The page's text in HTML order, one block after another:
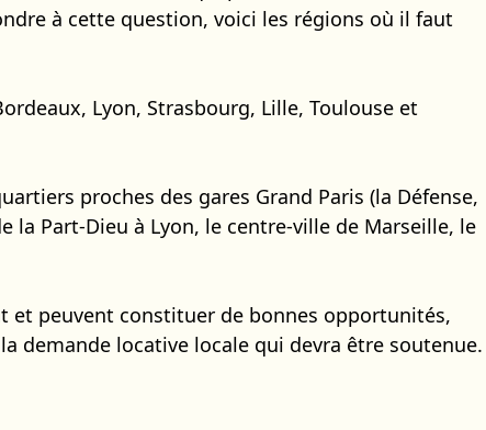
à cette question, voici les régions où il faut
Lyon, Strasbourg, Lille, Toulouse et
proches des gares Grand Paris (la Défense,
Part-Dieu à Lyon, le centre-ville de Marseille, le
et peuvent constituer de bonnes opportunités,
demande locative locale qui devra être soutenue.